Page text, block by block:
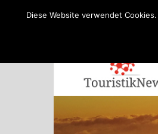
Diese Website verwendet